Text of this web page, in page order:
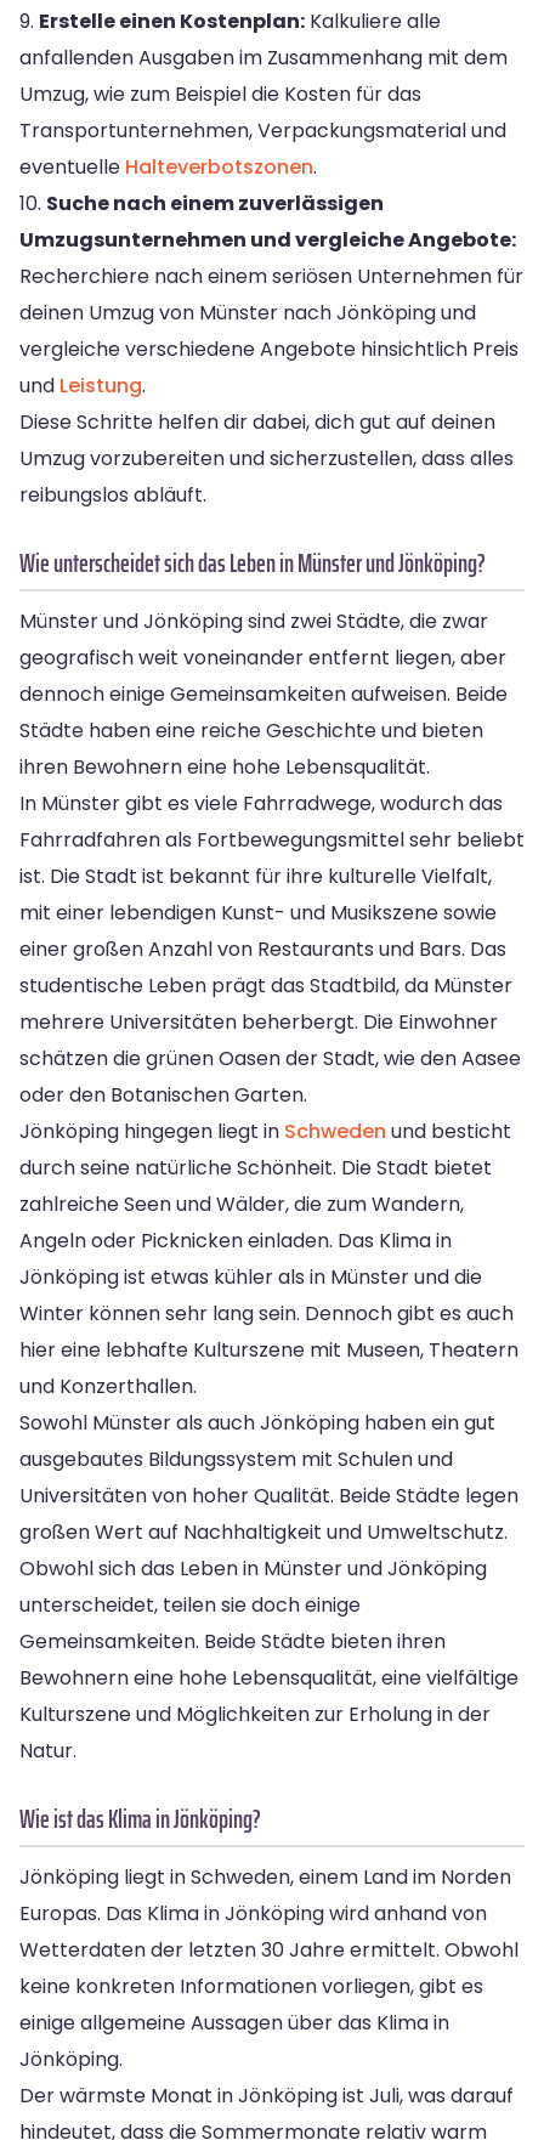
9. Erstelle einen Kostenplan: Kalkuliere alle
anfallenden Ausgaben im Zusammenhang mit dem
Umzug, wie zum Beispiel die Kosten für das
Transportunternehmen, Verpackungsmaterial und
eventuelle Halteverbotszonen.
10. Suche nach einem zuverlässigen
Umzugsunternehmen und vergleiche Angebote:
Recherchiere nach einem seriösen Unternehmen für
deinen Umzug von Münster nach Jönköping und
vergleiche verschiedene Angebote hinsichtlich Preis
und Leistung.
Diese Schritte helfen dir dabei, dich gut auf deinen
Umzug vorzubereiten und sicherzustellen, dass alles
reibungslos abläuft.
Wie unterscheidet sich das Leben in Münster und Jönköping?
Münster und Jönköping sind zwei Städte, die zwar
geografisch weit voneinander entfernt liegen, aber
dennoch einige Gemeinsamkeiten aufweisen. Beide
Städte haben eine reiche Geschichte und bieten
ihren Bewohnern eine hohe Lebensqualität.
In Münster gibt es viele Fahrradwege, wodurch das
Fahrradfahren als Fortbewegungsmittel sehr beliebt
ist. Die Stadt ist bekannt für ihre kulturelle Vielfalt,
mit einer lebendigen Kunst- und Musikszene sowie
einer großen Anzahl von Restaurants und Bars. Das
studentische Leben prägt das Stadtbild, da Münster
mehrere Universitäten beherbergt. Die Einwohner
schätzen die grünen Oasen der Stadt, wie den Aasee
oder den Botanischen Garten.
Jönköping hingegen liegt in Schweden und besticht
durch seine natürliche Schönheit. Die Stadt bietet
zahlreiche Seen und Wälder, die zum Wandern,
Angeln oder Picknicken einladen. Das Klima in
Jönköping ist etwas kühler als in Münster und die
Winter können sehr lang sein. Dennoch gibt es auch
hier eine lebhafte Kulturszene mit Museen, Theatern
und Konzerthallen.
Sowohl Münster als auch Jönköping haben ein gut
ausgebautes Bildungssystem mit Schulen und
Universitäten von hoher Qualität. Beide Städte legen
großen Wert auf Nachhaltigkeit und Umweltschutz.
Obwohl sich das Leben in Münster und Jönköping
unterscheidet, teilen sie doch einige
Gemeinsamkeiten. Beide Städte bieten ihren
Bewohnern eine hohe Lebensqualität, eine vielfältige
Kulturszene und Möglichkeiten zur Erholung in der
Natur.
Wie ist das Klima in Jönköping?
Jönköping liegt in Schweden, einem Land im Norden
Europas. Das Klima in Jönköping wird anhand von
Wetterdaten der letzten 30 Jahre ermittelt. Obwohl
keine konkreten Informationen vorliegen, gibt es
einige allgemeine Aussagen über das Klima in
Jönköping.
Der wärmste Monat in Jönköping ist Juli, was darauf
hindeutet, dass die Sommermonate relativ warm